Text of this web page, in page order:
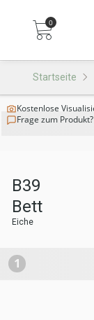
0
Startseite
Kostenlose
Frage zum Produkt?
B39
Bett
Eiche
1